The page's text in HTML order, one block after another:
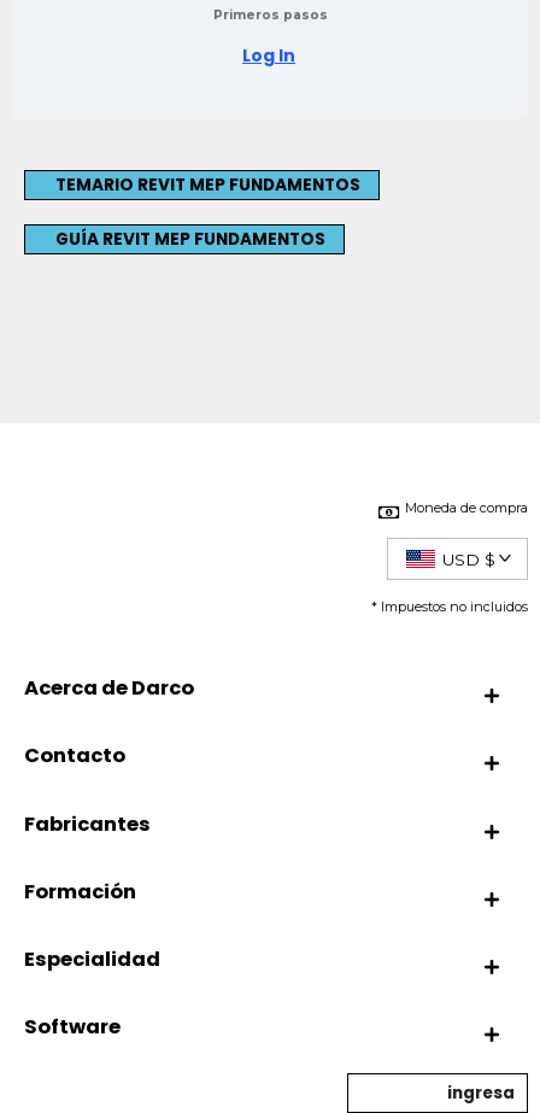
Primeros pasos
Log In
TEMARIO REVIT MEP FUNDAMENTOS
GUÍA REVIT MEP FUNDAMENTOS
Moneda de compra
USD $
* Impuestos no incluidos
Acerca de Darco
Contacto
Fabricantes
Formación
Especialidad
Software
ingresa